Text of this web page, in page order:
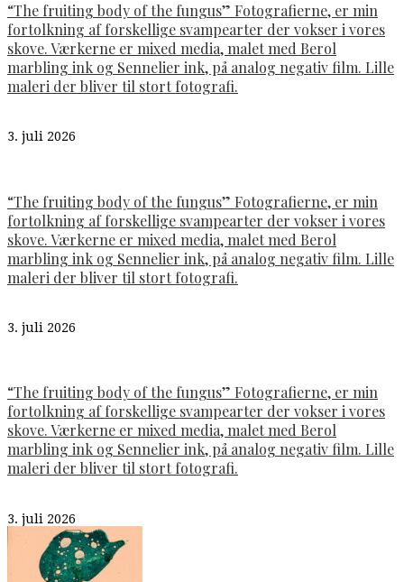
“The fruiting body of the fungus” Fotografierne, er min
fortolkning af forskellige svampearter der vokser i vores
skove. Værkerne er mixed media, malet med Berol
marbling ink og Sennelier ink, på analog negativ film. Lille
maleri der bliver til stort fotografi.
3. juli 2026
“The fruiting body of the fungus” Fotografierne, er min
fortolkning af forskellige svampearter der vokser i vores
skove. Værkerne er mixed media, malet med Berol
marbling ink og Sennelier ink, på analog negativ film. Lille
maleri der bliver til stort fotografi.
3. juli 2026
“The fruiting body of the fungus” Fotografierne, er min
fortolkning af forskellige svampearter der vokser i vores
skove. Værkerne er mixed media, malet med Berol
marbling ink og Sennelier ink, på analog negativ film. Lille
maleri der bliver til stort fotografi.
3. juli 2026